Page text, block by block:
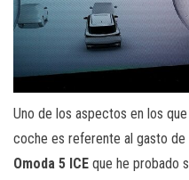
Uno de los aspectos en los
coche es referente al gasto de
Omoda 5 ICE que he probado